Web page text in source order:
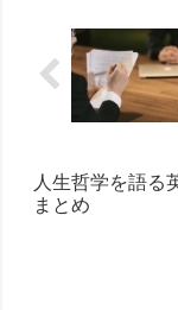
人生哲学を語る
まとめ